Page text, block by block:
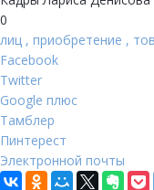
0
лиц , приобретение ,
Facebook
Twitter
Google плюс
Тамблер
Пинтерест
Электронной почты